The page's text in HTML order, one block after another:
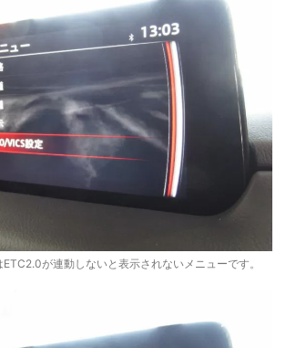
が連動しないと表示されないメニューです。